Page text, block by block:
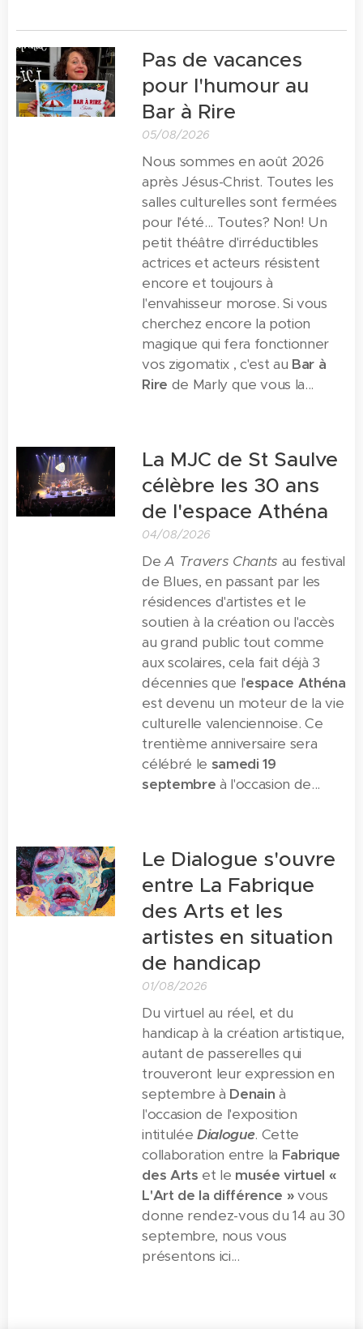
Pas de vacances
pour l'humour au
Bar à Rire
05/08/2026
Nous sommes en août 2026
après Jésus-Christ. Toutes les
salles culturelles sont fermées
pour l'été... Toutes? Non! Un
petit théâtre d'irréductibles
actrices et acteurs résistent
encore et toujours à
l'envahisseur morose. Si vous
cherchez encore la potion
magique qui fera fonctionner
vos zigomatix , c'est au Bar à
Rire de Marly que vous la...
La MJC de St Saulve
célèbre les 30 ans
de l'espace Athéna
04/08/2026
DeA Travers Chants au festival
de Blues, en passant par les
résidences d'artistes et le
soutien à la création ou l'accès
au grand public tout comme
aux scolaires, cela fait déjà 3
décennies que l'espace Athéna
est devenu un moteur de la vie
culturelle valenciennoise. Ce
trentième anniversaire sera
célébré le samedi 19
septembre à l'occasion de...
Le Dialogue s'ouvre
entre La Fabrique
des Arts et les
artistes en situation
de handicap
01/08/2026
Du virtuel au réel, et du
handicap à la création artistique,
autant de passerelles qui
trouveront leur expression en
septembre à Denain à
l'occasion de l'exposition
intitulée Dialogue. Cette
collaboration entre la Fabrique
des Arts et le musée virtuel «
L'Art de la différence »vous
donne rendez-vous du 14 au 30
septembre, nous vous
présentons ici...